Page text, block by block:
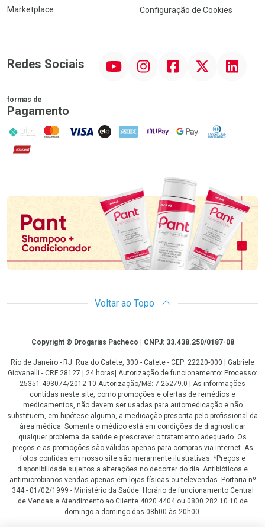
Marketplace
Configuração de Cookies
Redes Sociais InstagramFacebook Linkedin
formas de
Pagamento
PIX MasterCard
VISA ELO AMEX NuPay Google PayDiners Club
Hipercard
Promoção em Destaque
Voltar ao Topo
CopyrightCopyright © Drogarias Pacheco | CNPJ: 33.438.250/0187-08
Rio de Janeiro - RJ: Rua do Catete, 300 - Catete - CEP: 22220-000 | Gabriele
Giovanelli - CRF 28127 | 24 horas| Autorização de funcionamento: Processo:
25351.493074/2012-10 Autorização/MS: 7.25279.0 | As informações
contidas neste site, como promoções e ofertas de remédios e
medicamentos, não devem ser usadas para automedicação e não
substituem, em hipótese alguma, a medicação prescrita pelo profissional da
área médica. Somente o médico está em condições de diagnosticar
qualquer problema de saúde e prescrever o tratamento adequado. Os
preços e as promoções são válidos apenas para compras via internet. As
fotos contidas em nosso site são meramente ilustrativas. *Preços e
disponibilidade sujeitos a alterações no decorrer do dia. Antibióticos e
antimicrobianos vendas apenas em lojas físicas ou televendas. Portaria nº
344 - 01/02/1999 - Ministério da Saúde. Horário de funcionamento Central
de Vendas e Atendimento ao Cliente 4020 4404 ou 0800 282 10 10 de
domingo a domingo das 08h00 às 20h00.